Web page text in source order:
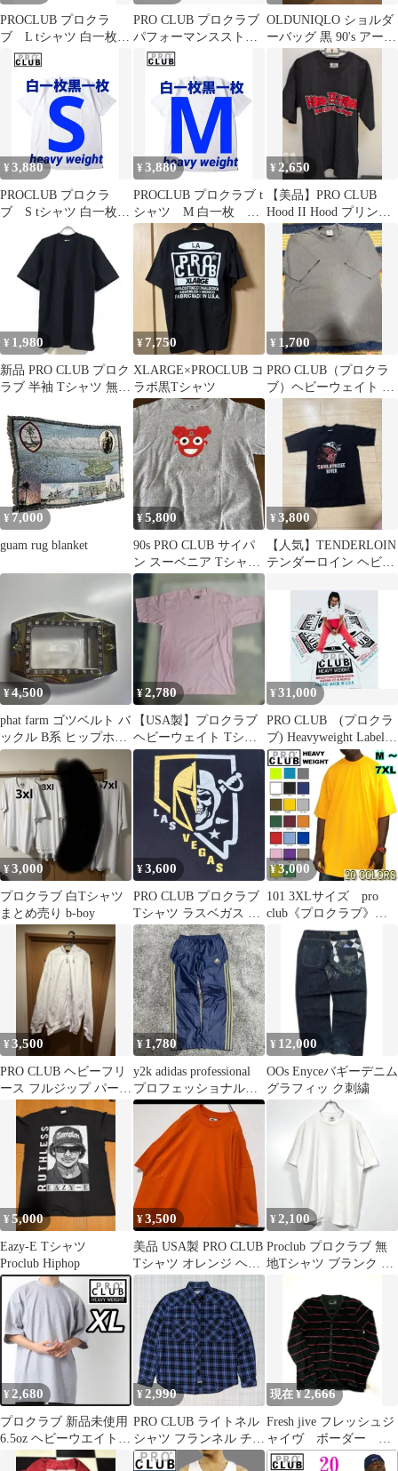
PROCLUB プロクラ
ブ L tシャツ 白一枚
黒一枚 tシャツ 半袖
PRO CLUB プロクラブ
パフォーマンスストレ
ッチナイロンショーツ
OLDUNIQLO ショルダ
ーバッグ 黒 90's アーカ
イブ テック系 y2k
¥3,880
PROCLUB プロクラ
ブ S tシャツ 白一枚
黒一枚 tシャツ 半袖
¥3,880
PROCLUB プロクラブ t
シャツ M 白一枚 黒
一枚 二枚組 新
品 半袖
¥ 2,650
【美品】PRO CLUB
Hood II Hood プリント
Tシャツ L 黒
¥ 1,980
新品 PRO CLUB プロク
ラブ 半袖 Tシャツ 無地
¥ 7,750
XLARGE×PROCLUB コ
ラボ黒Tシャツ
¥ 1,700
PRO CLUB（プロクラ
ブ）ヘビーウェイト T
シャツ 2XL
¥ 7,000
guam rug blanket
¥5,800
90s PRO CLUB サイパ
ン スーベニア Tシャツ
L デッドストック級
¥3,800
【人気】TENDERLOIN
テンダーロイン ヘビー
¥4,500
phat farm ゴツベルト バ
ックル B系 ヒップホッ
プ
¥2,780
​【USA製】プロクラブ
ヘビーウェイト Tシャ
ツ ピンク Lサイズ 古着
¥31,000
PRO CLUB (プロクラ
ブ) Heavyweight Label
Rugラグ
¥3,000
プロクラブ 白Tシャツ
まとめ売り b-boy
¥3,600
PRO CLUB プロクラブ
Tシャツ ラスベガス レ
イダース スカル NHL
¥3,000
101 3XLサイズ pro
club《プロクラブ》ヘ
ビーウエイト半袖無地
Tシャツ
¥3,500
PRO CLUB ヘビーフリ
ース フルジップ パーカ
ー XL ホワイト
¥ 1,780
y2k adidas professional
プロフェッショナルパ
ンツ ワイド
¥ 12,000
OOs Enyceバギーデニム
グラフィッ ク刺繍
¥5,000
Eazy-E Tシャツ
Proclub Hiphop
¥3,500
美品 USA製 PRO CLUB
Tシャツ オレンジ ヘビ
ーウェイト 丸胴
¥2,100
Proclub プロクラブ 無
地Tシャツ ブランク ホ
¥ 2,680
プロクラブ 新品未使用
6.5oz ヘビーウエイト
半袖Tシャツ グレー XL
¥2,990
PRO CLUB ライトネル
シャツ フランネル チェ
ックシャツ 青黒 M
現在 ¥ 2,666
Fresh jive フレッシュジ
ャイヴ ボーダー カ
ーディガン M